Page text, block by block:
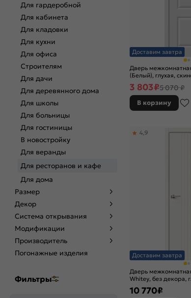
Для гардеробной
Для кабинета
Для кладовки
Для кухни
Для офиса
Строителям
Для дачи
Для деревянного дома
Для школы
Для больницы
Для гостиницы
В новостройку
Для веранды
Для ресторанов и кафе
Для дома
Размер
Декор
Система открывания
Модификации
Производитель
Погонажные изделия
Фильтры
Доставим завтра
Дверь
(Белый), глухая,
3 803₽5 070 ₽
В корзину
Доставим завтра
Дверь
Whitey, без декора,
кромки, каркасно-
4,9
10 770₽